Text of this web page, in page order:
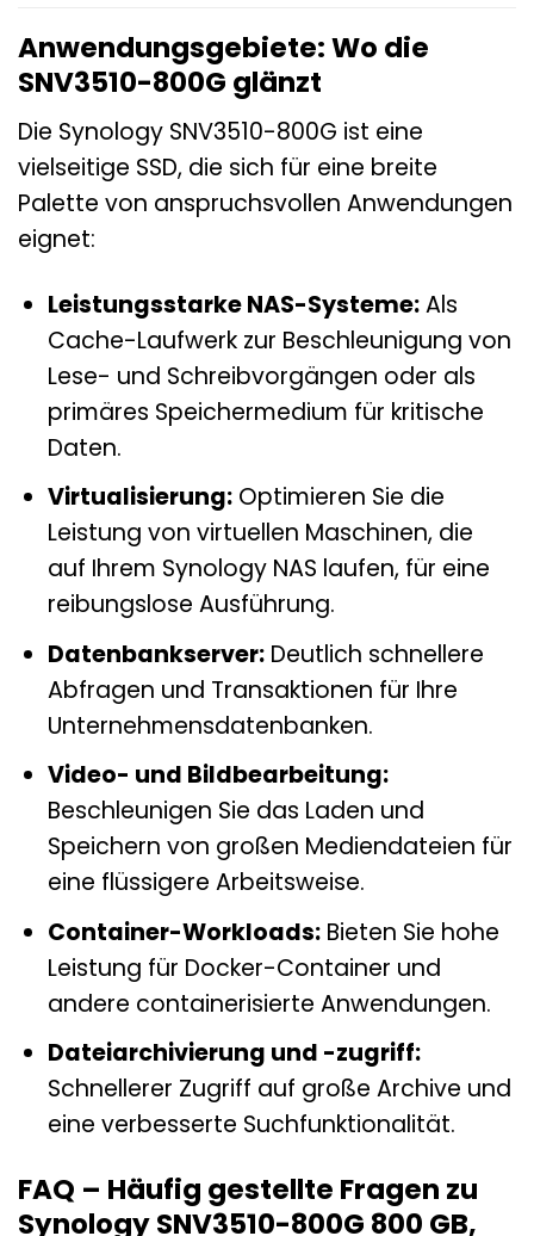
Anwendungsgebiete: Wo die
SNV3510-800G glänzt
Die Synology SNV3510-800G ist eine
vielseitige SSD, die sich für eine breite
Palette von anspruchsvollen Anwendungen
eignet:
Leistungsstarke NAS-Systeme:Als
Cache-Laufwerk zur Beschleunigung von
Lese- und Schreibvorgängen oder als
primäres Speichermedium für kritische
Daten.
Virtualisierung:Optimieren Sie die
Leistung von virtuellen Maschinen, die
auf Ihrem Synology NAS laufen, für eine
reibungslose Ausführung.
Datenbankserver:Deutlich schnellere
Abfragen und Transaktionen für Ihre
Unternehmensdatenbanken.
Video- und Bildbearbeitung:
Beschleunigen Sie das Laden und
Speichern von großen Mediendateien für
eine flüssigere Arbeitsweise.
Container-Workloads:Bieten Sie hohe
Leistung für Docker-Container und
andere containerisierte Anwendungen.
Dateiarchivierung und -zugriff:
Schnellerer Zugriff auf große Archive und
eine verbesserte Suchfunktionalität.
FAQ – Häufig gestellte Fragen zu
Synology SNV3510-800G 800 GB,